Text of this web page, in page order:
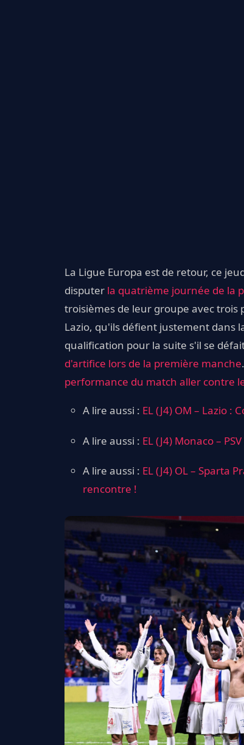
La Ligue Europa est de retour, ce
disputer la quatrième journée de la
troisièmes de leur groupe avec
Lazio, qu'ils défient justement dans
qualification pour la suite s'il se
d'artifice lors de la première manche
performance du match aller contre
A lire aussi : EL (J4) OM – Lazio :
A lire aussi : EL (J4) Monaco –
A lire aussi : EL (J4) OL – Sparta
rencontre !